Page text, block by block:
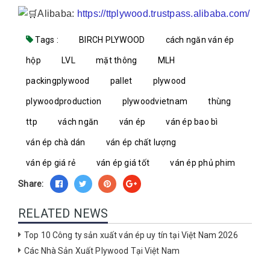
Alibaba: https://ttplywood.trustpass.alibaba.com/
Tags : BIRCH PLYWOOD cách ngăn ván ép
hộp LVL mặt thông MLH
packingplywood pallet plywood
plywoodproduction plywoodvietnam thùng
ttp vách ngăn ván ép ván ép bao bì
ván ép chà dán ván ép chất lượng
ván ép giá rẻ ván ép giá tốt ván ép phủ phim
Share:
RELATED NEWS
Top 10 Công ty sản xuất ván ép uy tín tại Việt Nam 2026
Các Nhà Sản Xuất Plywood Tại Việt Nam